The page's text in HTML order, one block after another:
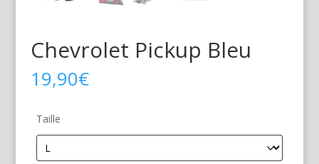
Chevrolet Pickup Bleu
19,90€
Taille